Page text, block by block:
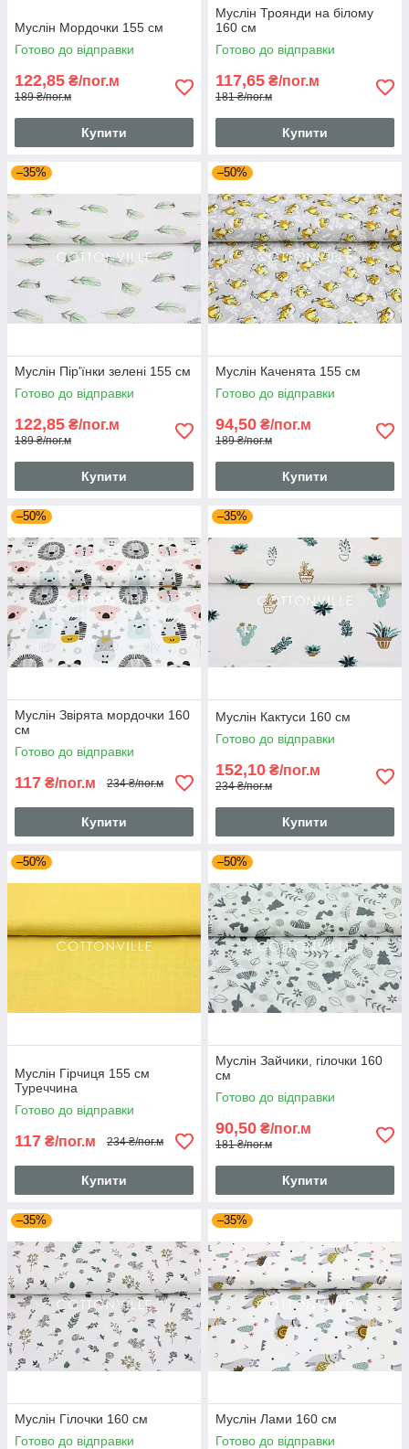
Муслін Мордочки 155 см
Готово до відправки
122,85 ₴/пог.м
189 ₴/пог.м
Купити
Муслін Троянди на білому
160 см
Готово до відправки
117,65 ₴/пог.м
181 ₴/пог.м
Купити
–35%
Муслін Пір'їнки зелені 155 см
Готово до відправки
122,85 ₴/пог.м
189 ₴/пог.м
Купити
–50%
Муслін Каченята 155 см
Готово до відправки
94,50 ₴/пог.м
189 ₴/пог.м
Купити
–50%
Муслін Звірята мордочки 160
см
Готово до відправки
117 ₴/пог.м 234 ₴/пог.м
Купити
–35%
Муслін Кактуси 160 см
Готово до відправки
152,10 ₴/пог.м
234 ₴/пог.м
Купити
–50%
Муслін Гірчиця 155 см
Туреччина
Готово до відправки
117 ₴/пог.м 234 ₴/пог.м
Купити
–50%
Муслін Зайчики, гілочки 160
см
Готово до відправки
90,50 ₴/пог.м
181 ₴/пог.м
Купити
–35%
Муслін Гілочки 160 см
Готово до відправки
–35%
Муслін Лами 160 см
Готово до відправки